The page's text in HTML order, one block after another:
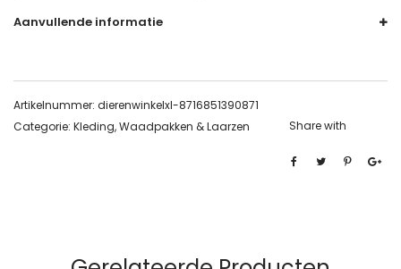
Aanvullende informatie
Artikelnummer: dierenwinkelxl-8716851390871
Categorie: Kleding, Waadpakken & Laarzen Share with